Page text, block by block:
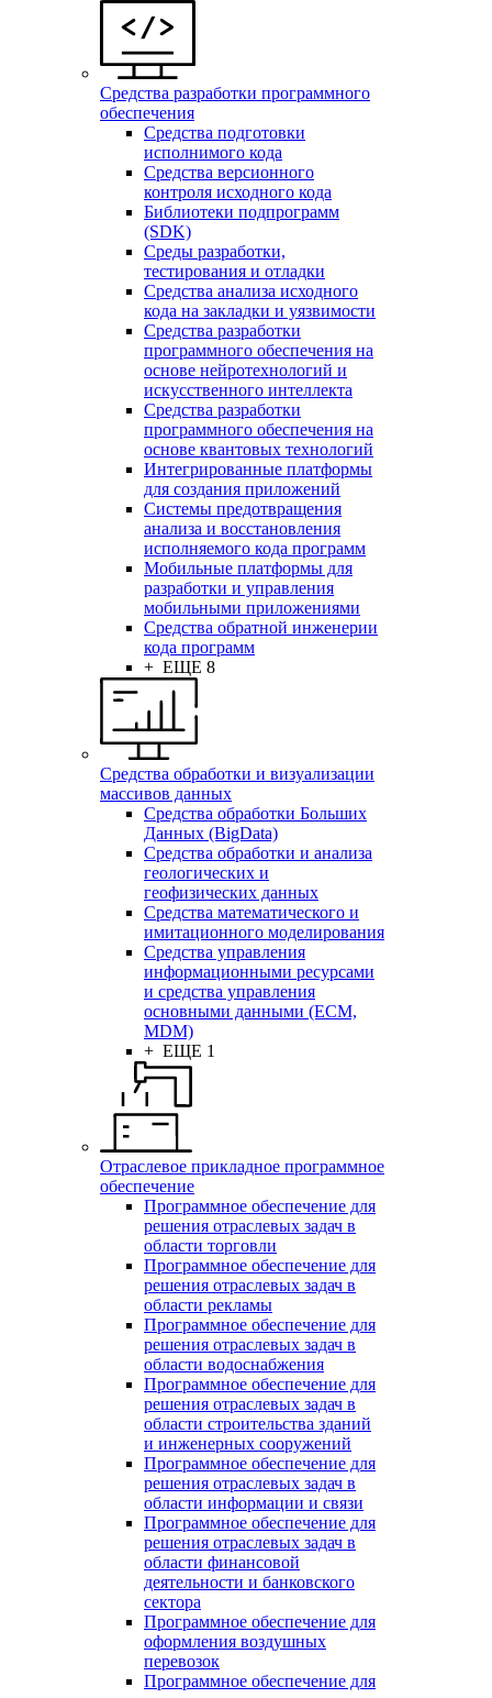
Средства разработки программного
обеспечения
Средства подготовки
исполнимого кода
Средства версионного
контроля исходного кода
Библиотеки подпрограмм
(SDK)
Среды разработки,
тестирования и отладки
Средства анализа исходного
кода на закладки и уязвимости
Средства разработки
программного обеспечения на
основе нейротехнологий и
искусственного интеллекта
Средства разработки
программного обеспечения на
основе квантовых технологий
Интегрированные платформы
для создания приложений
Системы предотвращения
анализа и восстановления
исполняемого кода программ
Мобильные платформы для
разработки и управления
мобильными приложениями
Средства обратной инженерии
кода программ
+ ЕЩЕ 8
Средства обработки и визуализации
массивов данных
Средства обработки Больших
Данных (BigData)
Средства обработки и анализа
геологических и
геофизических данных
Средства математического и
имитационного моделирования
Средства управления
информационными ресурсами
и средства управления
основными данными (ECM,
MDM)
+ ЕЩЕ 1
Отраслевое прикладное программное
обеспечение
Программное обеспечение для
решения отраслевых задач в
области торговли
Программное обеспечение для
решения отраслевых задач в
области рекламы
Программное обеспечение для
решения отраслевых задач в
области водоснабжения
Программное обеспечение для
решения отраслевых задач в
области строительства зданий
и инженерных сооружений
Программное обеспечение для
решения отраслевых задач в
области информации и связи
Программное обеспечение для
решения отраслевых задач в
области финансовой
деятельности и банковского
сектора
Программное обеспечение для
оформления воздушных
перевозок
Программное обеспечение для